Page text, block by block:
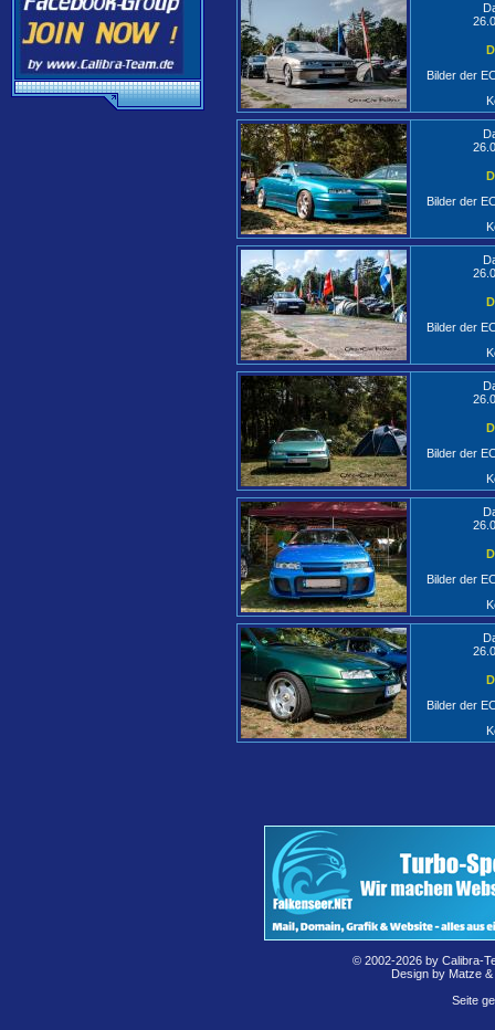
Bilder der
Bilder der
Bilder der
Bilder der
Bilder der
Bilder der
© 2002-2026 by Calibra-
Design by Matze
Seite